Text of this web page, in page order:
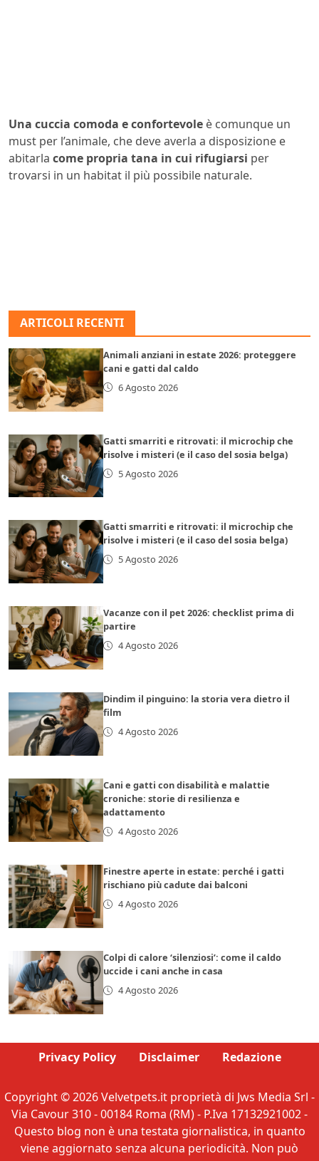
Una cuccia comoda e confortevole è comunque un
must per l’animale, che deve averla a disposizione e
abitarla come propria tana in cui rifugiarsi per
trovarsi in un habitat il più possibile naturale.
ARTICOLI RECENTI
Animali anziani in estate 2026: proteggere
cani e gatti dal caldo
6 Agosto 2026
Gatti smarriti e ritrovati: il microchip che
risolve i misteri (e il caso del sosia belga)
5 Agosto 2026
Gatti smarriti e ritrovati: il microchip che
risolve i misteri (e il caso del sosia belga)
5 Agosto 2026
Vacanze con il pet 2026: checklist prima di
partire
4 Agosto 2026
Dindim il pinguino: la storia vera dietro il
film
4 Agosto 2026
Cani e gatti con disabilità e malattie
croniche: storie di resilienza e
adattamento
4 Agosto 2026
Finestre aperte in estate: perché i gatti
rischiano più cadute dai balconi
4 Agosto 2026
Colpi di calore ‘silenziosi’: come il caldo
uccide i cani anche in casa
4 Agosto 2026
Privacy Policy Disclaimer Redazione
Copyright © 2026 Velvetpets.it proprietà di Jws Media Srl -
Via Cavour 310 - 00184 Roma (RM) - P.Iva 17132921002 -
Questo blog non è una testata giornalistica, in quanto
viene aggiornato senza alcuna periodicità. Non può